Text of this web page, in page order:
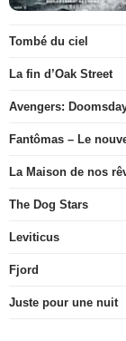
Tombé du ciel
La fin d’Oak Street
Avengers:
Fantômas – Le
La Maison de nos
The Dog Stars
Leviticus
Fjord
Juste pour une nuit